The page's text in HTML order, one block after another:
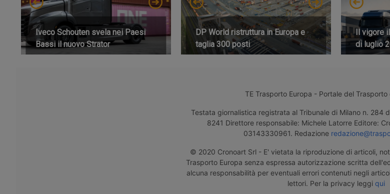
Iveco Schouten svela nei Paesi
Bassi il nuovo Strator
DP World ristruttura in Europa e
taglia 300 posti
Il vigore
di luglio
TE Trasporto Europa - Portale del Trasporto
Testata giornalistica registrata al Tribunale di Milano n. 284
8241 Direttore responsabile: Michele Latorre Editore:
03143330961. Redazione
© 2020 Cronoart Srl - E' vietata la riproduzione di articoli,
Trasporto Europa senza espressa autorizzazione scritta
alcuna responsabilità per eventuali errori contenuti negli
lettori. Per la privacy leggi qui